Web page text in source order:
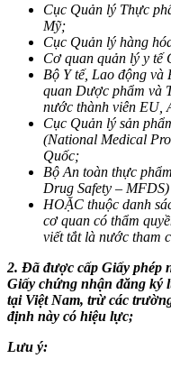
Cục Quản lý Thực
Mỹ;
Cục Quản lý hàng
Cơ quan quản lý y tế
Bộ Y tế, Lao động
quan Dược phẩm và
nước thành viên EU,
Cục Quản lý sản
(National Medical
Quốc;
Bộ An toàn thực
Drug Safety –
HOẶC thuộc danh
cơ quan có thẩm
viết tắt là nước tham
2. Đã được cấp Giấy phép
Giấy chứng nhận đăng
tại Việt Nam, trừ các
định này có hiệu lực;
Lưu ý: